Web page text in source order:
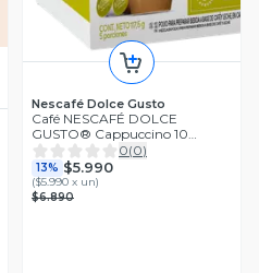
Nescafé Dolce Gusto
Café NESCAFÉ DOLCE
GUSTO® Cappuccino 10
Cápsulas
0(0)
13% $5.990
($5.990 x un)
$6.890